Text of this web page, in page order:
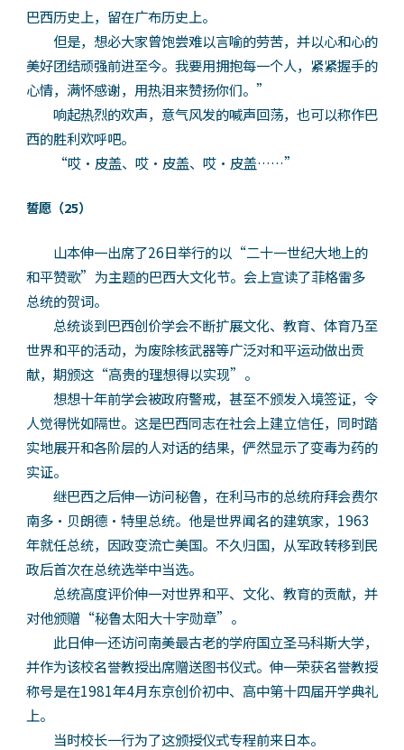
巴西历史上，留在广布历史上。
但是，想必大家曾饱尝难以言喻的劳苦，并以心和心的
美好团结顽强前进至今。我要用拥抱每一个人，紧紧握手的
心情，满怀感谢，用热泪来赞扬你们。”
响起热烈的欢声，意气风发的喊声回荡，也可以称作巴
西的胜利欢呼吧。
“哎·皮盖、哎·皮盖、哎·皮盖……”
誓愿（25）
山本伸一出席了26日举行的以“二十一世纪大地上的
和平赞歌”为主题的巴西大文化节。会上宣读了菲格雷多
总统的贺词。
总统谈到巴西创价学会不断扩展文化、教育、体育乃至
世界和平的活动，为废除核武器等广泛对和平运动做出贡
献，期颁这“高贵的理想得以实现”。
想想十年前学会被政府警戒，甚至不颁发入境签证，令
人觉得恍如隔世。这是巴西同志在社会上建立信任，同时踏
实地展开和各阶层的人对话的结果，俨然显示了变毒为药的
实证。
继巴西之后伸一访问秘鲁，在利马市的总统府拜会费尔
南多·贝朗德·特里总统。他是世界闻名的建筑家，1963
年就任总统，因政变流亡美国。不久归国，从军政转移到民
政后首次在总统选举中当选。
总统高度评价伸一对世界和平、文化、教育的贡献，并
对他颁赠“秘鲁太阳大十字勋章”。
此日伸一还访问南美最古老的学府国立圣马科斯大学，
并作为该校名誉教授出席赠送图书仪式。伸一荣获名誉教授
称号是在1981年4月东京创价初中、高中第十四届开学典礼
上。
当时校长一行为了这颁授仪式专程前来日本。